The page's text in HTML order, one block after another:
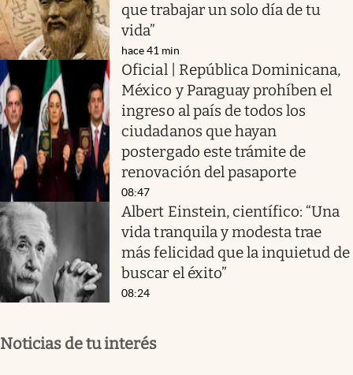
que trabajar un solo día de tu
vida”
hace 41 min
Oficial | República Dominicana,
México y Paraguay prohíben el
ingreso al país de todos los
ciudadanos que hayan
postergado este trámite de
renovación del pasaporte
08:47
Albert Einstein, científico: “Una
vida tranquila y modesta trae
más felicidad que la inquietud de
buscar el éxito”
08:24
Noticias de tu interés